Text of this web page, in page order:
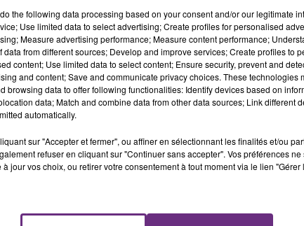
LE MAGASIN JOUÉCLUB DE REIMS FERME
SES PORTES
C'était l'une des institutions du centre-ville
rémois. Le magasin JouéClub est contraint de
fermer ses portes.
do the following data processing based on your consent and/or our legitimate
Use limited data to select advertising; Create profiles for personalised
Measure advertising performance; Measure content performance;
data from different sources; Develop and improve services; Create profiles to
content; Use limited data to select content; Ensure security, prevent and
and content; Save and communicate privacy choices. These technologies
browsing data to offer following functionalities: Identify devices based on
data; Match and combine data from other data sources; Link different
automatically.
sur "Accepter et fermer", ou affiner en sélectionnant les finalités et/ou
refuser en cliquant sur "Continuer sans accepter". Vos préférences
à jour vos choix, ou retirer votre consentement à tout moment via le lien